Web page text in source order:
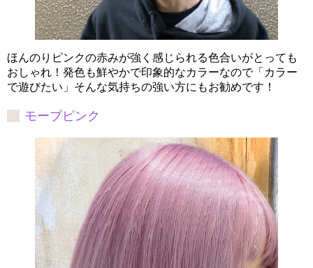
ほんのりピンクの赤みが強く感じられる色合いがとっても
おしゃれ！発色も鮮やかで印象的なカラーなので「カラー
で遊びたい」そんな気持ちの強い方にもお勧めです！
モーブピンク